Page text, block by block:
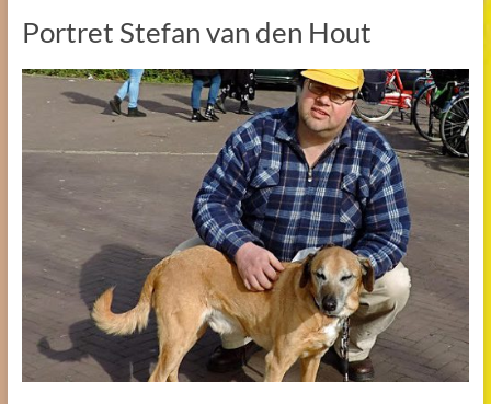
Portret Stefan van den Hout